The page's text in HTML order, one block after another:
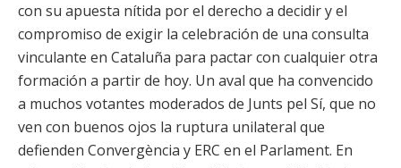
con su apuesta nítida por el derecho a decidir y el
compromiso de exigir la celebración de una consulta
vinculante en Cataluña para pactar con cualquier otra
formación a partir de hoy. Un aval que ha convencido
a muchos votantes moderados de Junts pel Sí, que no
ven con buenos ojos la ruptura unilateral que
defienden Convergència y ERC en el Parlament. En